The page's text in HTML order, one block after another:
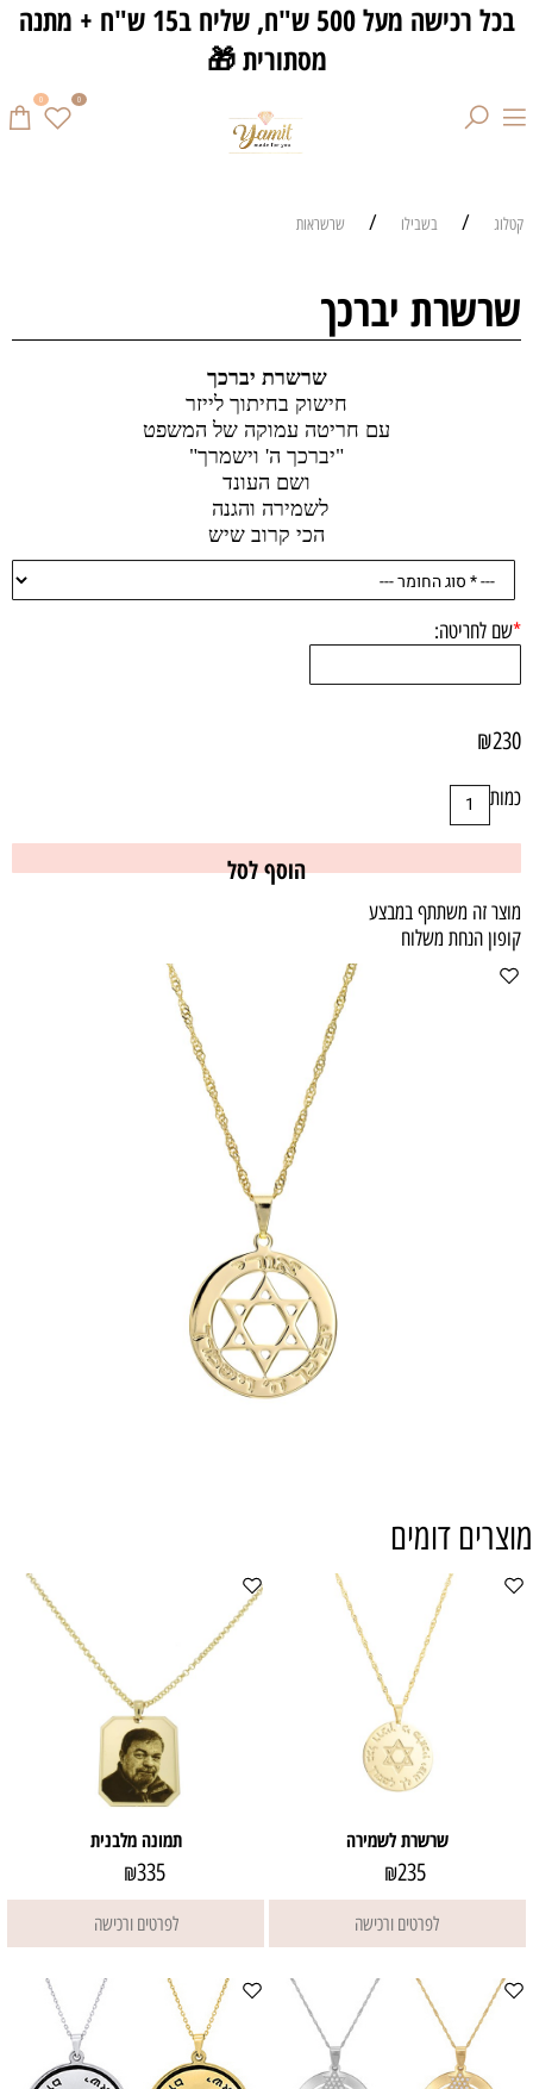
בכל רכישה מעל 500 ש"ח, שליח ב15 ש"ח + מתנה
מסתורית 🎁
0 0
קטלוג / בשבילו / שרשראות
שרשרת יברכך
שרשרת יברכך
חישוק בחיתוך לייזר
עם חריטה עמוקה של המשפט
"יברכך ה' וישמרך"
ושם העונד
לשמירה והגנה
הכי קרוב שיש
*שם לחריטה:
₪230
כמות
הוסף לסל
מוצר זה משתתף במבצע
קופון הנחת משלוח
מוצרים דומים
שרשרת לשמירה
₪235
לפרטים ורכישה
תמונה מלבנית
₪335
לפרטים ורכישה